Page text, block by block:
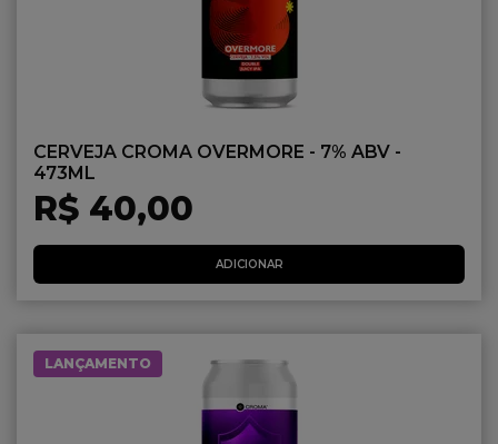
CERVEJA CROMA OVERMORE - 7% ABV -
473ML
R$ 40,00
ADICIONAR
LANÇAMENTO